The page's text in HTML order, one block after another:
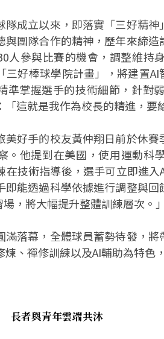
隊成立以來，即落實「三好精
與團隊合作的精神，歷年來締
人參與比賽的機會，調整維持
三好棒球學院計畫」，將建置
準掌握選手的技術細節，針對
「這就是我作為校長的精進，要
美好手的校友黃仲翔日前於休
。他提到在美國，使用運動科
在技術指導後，選手可立即進
即能透過科學依據進行調整與
，將大幅提升整體訓練層次。」
滿落幕，全體球員蓄勢待發，
、禪修訓練以及AI輔助為特色
長者與青年雲端共沐